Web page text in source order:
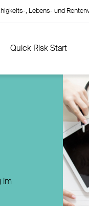
, Lebens- und
Quick Risk Start
im